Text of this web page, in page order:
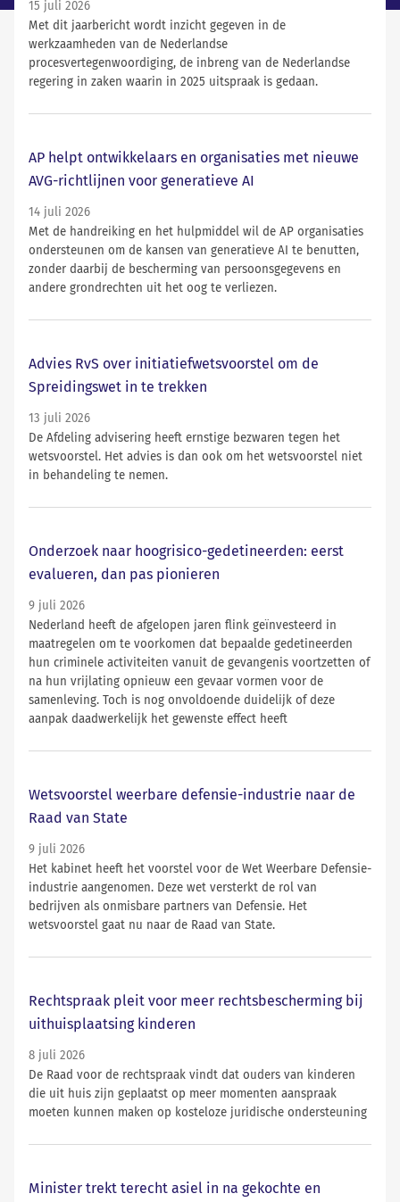
15 juli 2026
Met dit jaarbericht wordt inzicht gegeven in de
werkzaamheden van de Nederlandse
procesvertegenwoordiging, de inbreng van de Nederlandse
regering in zaken waarin in 2025 uitspraak is gedaan.
AP helpt ontwikkelaars en organisaties met nieuwe
AVG-richtlijnen voor generatieve AI
14 juli 2026
Met de handreiking en het hulpmiddel wil de AP organisaties
ondersteunen om de kansen van generatieve AI te benutten,
zonder daarbij de bescherming van persoonsgegevens en
andere grondrechten uit het oog te verliezen.
Advies RvS over initiatiefwetsvoorstel om de
Spreidingswet in te trekken
13 juli 2026
De Afdeling advisering heeft ernstige bezwaren tegen het
wetsvoorstel. Het advies is dan ook om het wetsvoorstel niet
in behandeling te nemen.
Onderzoek naar hoogrisico-gedetineerden: eerst
evalueren, dan pas pionieren
9 juli 2026
Nederland heeft de afgelopen jaren flink geïnvesteerd in
maatregelen om te voorkomen dat bepaalde gedetineerden
hun criminele activiteiten vanuit de gevangenis voortzetten of
na hun vrijlating opnieuw een gevaar vormen voor de
samenleving. Toch is nog onvoldoende duidelijk of deze
aanpak daadwerkelijk het gewenste effect heeft
Wetsvoorstel weerbare defensie-industrie naar de
Raad van State
9 juli 2026
Het kabinet heeft het voorstel voor de Wet Weerbare Defensie-
industrie aangenomen. Deze wet versterkt de rol van
bedrijven als onmisbare partners van Defensie. Het
wetsvoorstel gaat nu naar de Raad van State.
Rechtspraak pleit voor meer rechtsbescherming bij
uithuisplaatsing kinderen
8 juli 2026
De Raad voor de rechtspraak vindt dat ouders van kinderen
die uit huis zijn geplaatst op meer momenten aanspraak
moeten kunnen maken op kosteloze juridische ondersteuning
Minister trekt terecht asiel in na gekochte en